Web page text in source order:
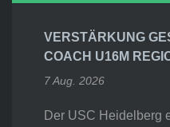
VERSTÄRKUNG
COACH U16M
7 Aug. 2026
Der USC Heidelberg